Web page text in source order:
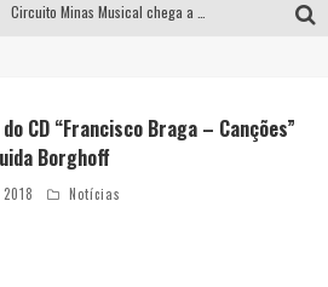
CD “Francisco Braga – Canções”
Borghoff
Notícias